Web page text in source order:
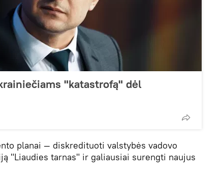
"katastrofą" dėl
planai — diskredituoti valstybės vadovo
"Liaudies tarnas" ir galiausiai surengti naujus